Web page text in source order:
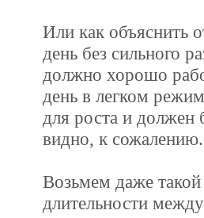
Или как объяснить
день без сильного
должно хорошо
день в легком
для роста и должен
видно, к сожалению.
Возьмем даже
длительности